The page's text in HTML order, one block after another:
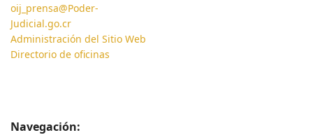
oij_prensa@Poder-
Judicial.go.cr
Administración del Sitio Web
Directorio de oficinas
Navegación: